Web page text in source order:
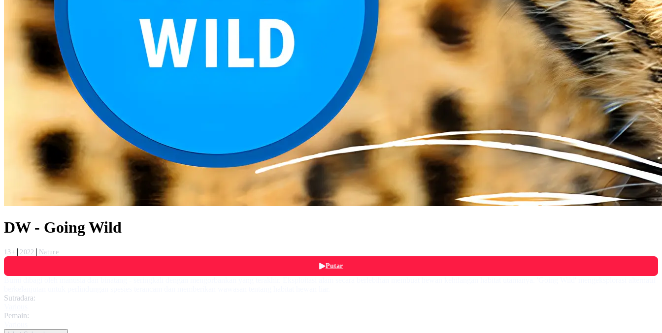
DW - Going Wild
13+ 2022
Nature
Putar
Sutradara:
Pemain: